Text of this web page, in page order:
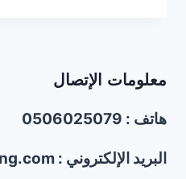
خدمة
ساعة
معلومات الإتصال
هاتف : 0506025079
البريد الإلكتروني : admin@kpicleaning.com